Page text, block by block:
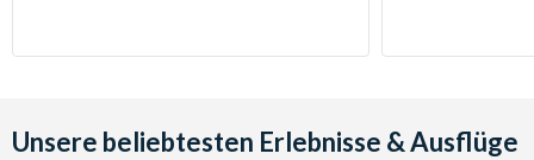
Unsere beliebtesten Erlebnisse & Ausflüge